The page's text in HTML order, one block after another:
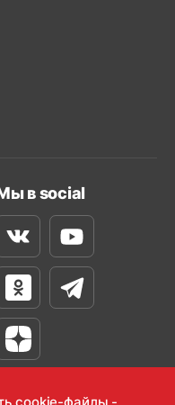
в social
ВконтактеYoutube
Одноклассники
Телеграм
Яндекс Дзен